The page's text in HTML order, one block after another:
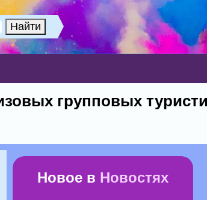
групповых
Новое в Новостях